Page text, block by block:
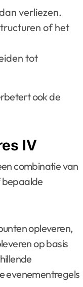
verliezen.
of het
tot
ook de
IV
combinatie van
bepaalde
opleveren,
op basis
evenementregels